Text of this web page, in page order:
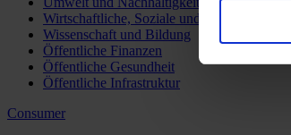
Wirtschaftliche, Soziale und Humanitäre
Wissenschaft und Bildung
Öffentliche Finanzen
Öffentliche Gesundheit
Öffentliche Infrastruktur
Consumer